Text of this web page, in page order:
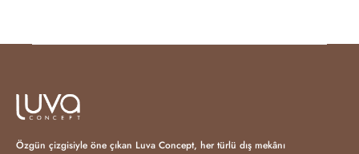
Özgün çizgisiyle öne çıkan Luva Concept, her türlü dış mekânı